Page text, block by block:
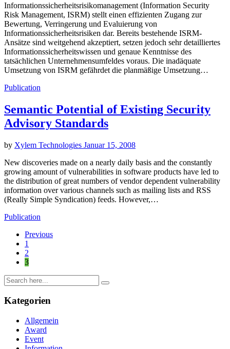
Informationssicherheitsrisikomanagement (Information Security
Risk Management, ISRM) stellt einen effizienten Zugang zur
Bewertung, Verringerung und Evaluierung von
Informationssicherheitsrisiken dar. Bereits bestehende ISRM-
Ansätze sind weitgehend akzeptiert, setzen jedoch sehr detailliertes
Informationssicherheitswissen und genaue Kenntnisse des
tatsächlichen Unternehmensumfeldes voraus. Die inadäquate
Umsetzung von ISRM gefährdet die planmäßige Umsetzung…
Publication
Semantic Potential of Existing Security
Advisory Standards
by Xylem Technologies Januar 15, 2008
New discoveries made on a nearly daily basis and the constantly
growing amount of vulnerabilities in software products have led to
the distribution of great numbers of vendor dependent vulnerability
information over various channels such as mailing lists and RSS
(Really Simple Syndication) feeds. However,…
Publication
Previous
1
2
3
Kategorien
Allgemein
Award
Event